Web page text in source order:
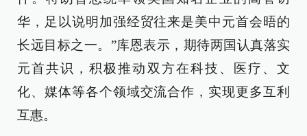
华，足以说明加强经贸往来是美中元首会晤的
长远目标之一。”库恩表示，期待两国认真落实
元首共识，积极推动双方在科技、医疗、文
化、媒体等各个领域交流合作，实现更多互利
互惠。